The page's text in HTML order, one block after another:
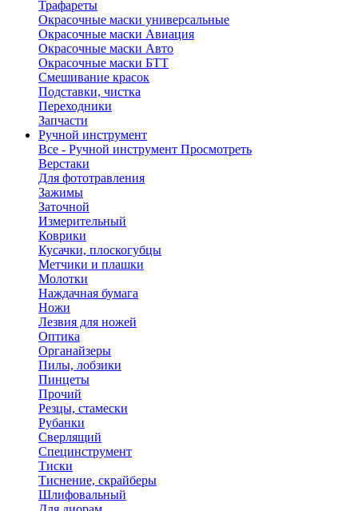
Трафареты
Окрасочные маски универсальные
Окрасочные маски Авиация
Окрасочные маски Авто
Окрасочные маски БТТ
Смешивание красок
Подставки, чистка
Переходники
Запчасти
Ручной инструмент
Все - Ручной инструмент Просмотреть
Верстаки
Для фототравления
Зажимы
Заточной
Измерительный
Коврики
Кусачки, плоскогубцы
Метчики и плашки
Молотки
Наждачная бумага
Ножи
Лезвия для ножей
Оптика
Органайзеры
Пилы, лобзики
Пинцеты
Прочий
Резцы, стамески
Рубанки
Сверлящий
Специнструмент
Тиски
Тиснение, скрайберы
Шлифовальный